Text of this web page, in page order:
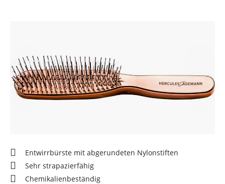
Entwirrbürste mit abgerundeten Nylonstiften
Sehr strapazierfähig
Chemikalienbeständig